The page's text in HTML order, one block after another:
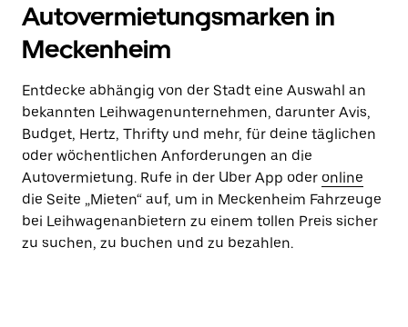
Autovermietungsmarken in
Meckenheim
Entdecke abhängig von der Stadt eine Auswahl an
bekannten Leihwagenunternehmen, darunter Avis,
Budget, Hertz, Thrifty und mehr, für deine täglichen
oder wöchentlichen Anforderungen an die
Autovermietung. Rufe in der Uber App oder online
die Seite „Mieten“ auf, um in Meckenheim Fahrzeuge
bei Leihwagenanbietern zu einem tollen Preis sicher
zu suchen, zu buchen und zu bezahlen.